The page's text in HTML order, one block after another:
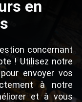
en
concernant
! Utilisez notre
envoyer vos
à notre
et à vous